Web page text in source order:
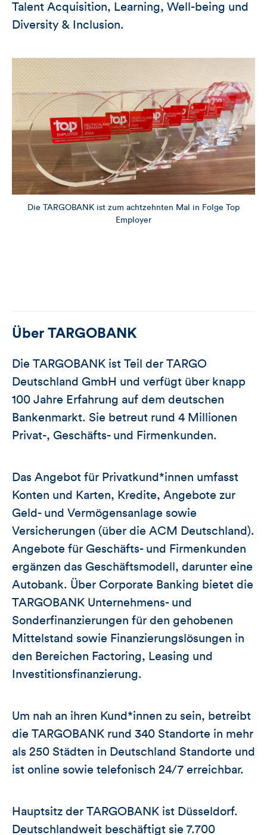
Talent Acquisition, Learning, Well-being und
Diversity & Inclusion.
Die TARGOBANK ist zum achtzehnten Mal in Folge Top
Employer
Über TARGOBANK
Die TARGOBANK ist Teil der TARGO
Deutschland GmbH und verfügt über knapp
100 Jahre Erfahrung auf dem deutschen
Bankenmarkt. Sie betreut rund 4 Millionen
Privat-, Geschäfts- und Firmenkunden.
Das Angebot für Privatkund*innen umfasst
Konten und Karten, Kredite, Angebote zur
Geld- und Vermögensanlage sowie
Versicherungen (über die ACM Deutschland).
Angebote für Geschäfts- und Firmenkunden
ergänzen das Geschäftsmodell, darunter eine
Autobank. Über Corporate Banking bietet die
TARGOBANK Unternehmens- und
Sonderfinanzierungen für den gehobenen
Mittelstand sowie Finanzierungslösungen in
den Bereichen Factoring, Leasing und
Investitionsfinanzierung.
Um nah an ihren Kund*innen zu sein, betreibt
die TARGOBANK rund 340 Standorte in mehr
als 250 Städten in Deutschland Standorte und
ist online sowie telefonisch 24/7 erreichbar.
Hauptsitz der TARGOBANK ist Düsseldorf.
Deutschlandweit beschäftigt sie 7.700